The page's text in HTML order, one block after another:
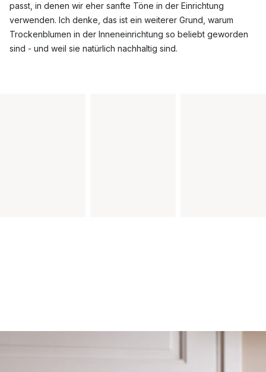
passt, in denen wir eher sanfte Töne in der Einrichtung
verwenden. Ich denke, das ist ein weiterer Grund, warum
Trockenblumen in der Inneneinrichtung so beliebt geworden
sind - und weil sie natürlich nachhaltig sind.